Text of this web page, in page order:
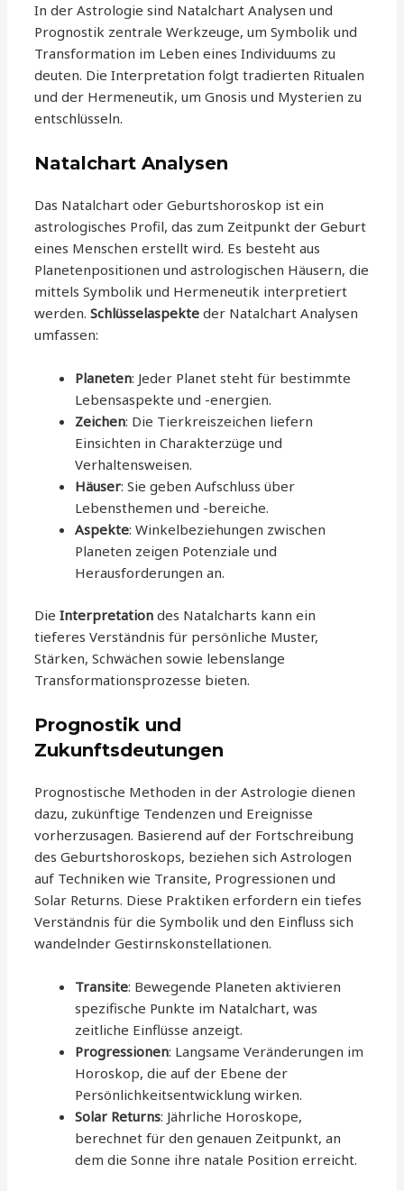
In der Astrologie sind Natalchart Analysen und
Prognostik zentrale Werkzeuge, um Symbolik und
Transformation im Leben eines Individuums zu
deuten. Die Interpretation folgt tradierten Ritualen
und der Hermeneutik, um Gnosis und Mysterien zu
entschlüsseln.
Natalchart Analysen
Das Natalchart oder Geburtshoroskop ist ein
astrologisches Profil, das zum Zeitpunkt der Geburt
eines Menschen erstellt wird. Es besteht aus
Planetenpositionen und astrologischen Häusern, die
mittels Symbolik und Hermeneutik interpretiert
werden.Schlüsselaspekte der Natalchart Analysen
umfassen:
Planeten: Jeder Planet steht für bestimmte
Lebensaspekte und -energien.
Zeichen: Die Tierkreiszeichen liefern
Einsichten in Charakterzüge und
Verhaltensweisen.
Häuser: Sie geben Aufschluss über
Lebensthemen und -bereiche.
Aspekte: Winkelbeziehungen zwischen
Planeten zeigen Potenziale und
Herausforderungen an.
DieInterpretation des Natalcharts kann ein
tieferes Verständnis für persönliche Muster,
Stärken, Schwächen sowie lebenslange
Transformationsprozesse bieten.
Prognostik und
Zukunftsdeutungen
Prognostische Methoden in der Astrologie dienen
dazu, zukünftige Tendenzen und Ereignisse
vorherzusagen. Basierend auf der Fortschreibung
des Geburtshoroskops, beziehen sich Astrologen
auf Techniken wie Transite, Progressionen und
Solar Returns. Diese Praktiken erfordern ein tiefes
Verständnis für die Symbolik und den Einfluss sich
wandelnder Gestirnskonstellationen.
Transite: Bewegende Planeten aktivieren
spezifische Punkte im Natalchart, was
zeitliche Einflüsse anzeigt.
Progressionen: Langsame Veränderungen im
Horoskop, die auf der Ebene der
Persönlichkeitsentwicklung wirken.
Solar Returns: Jährliche Horoskope,
berechnet für den genauen Zeitpunkt, an
dem die Sonne ihre natale Position erreicht.